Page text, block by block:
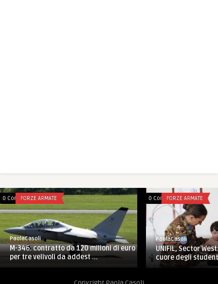
0 CommentsFORZE ARMATE
PaolaCasoli
M-346: contratto da 120 milioni di euro
per tre velivoli da addest ...
0 CommentsFORZE ARMATE
PaolaCasoli
UNIFIL, Sector
cuore degli